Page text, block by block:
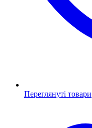
Переглянуті товари